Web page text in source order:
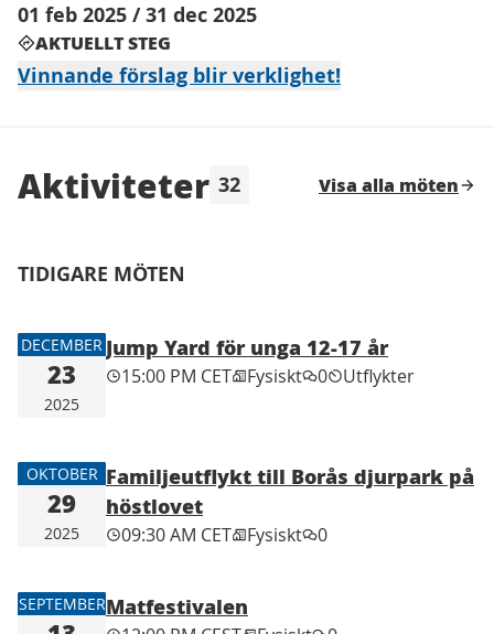
01 feb 2025 / 31 dec 2025
AKTUELLT STEG
Vinnande förslag blir verklighet!
Aktiviteter 32 Visa alla möten
+
TIDIGARE MÖTEN
DECEMBER
23
2025
Jump Yard för unga 12-17 år
15:00 PM CET Fysiskt 0 Utflykter
OKTOBER
29
2025
Familjeutflykt till Borås djurpark på
höstlovet
09:30 AM CET Fysiskt 0
SEPTEMBERMatfestivalen